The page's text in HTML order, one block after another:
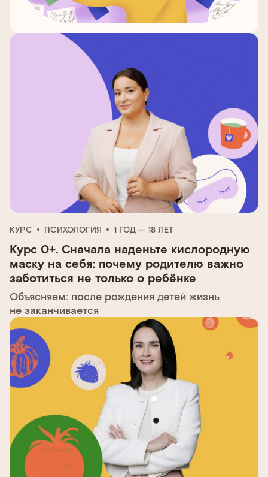
КУРС ПСИХОЛОГИЯ 1 ГОД — 18 ЛЕТ
Курс 0+. Сначала наденьте кислородную
маску на себя: почему родителю важно
заботиться не только о ребёнке
Объясняем: после рождения детей жизнь
не заканчивается